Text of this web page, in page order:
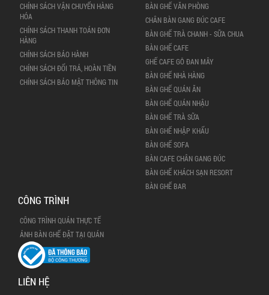
CHÍNH SÁCH VẬN CHUYỂN HÀNG
HÓA
CHÍNH SÁCH THANH TOÁN ĐƠN
HÀNG
CHÍNH SÁCH BẢO HÀNH
CHÍNH SÁCH ĐỔI TRẢ, HOÀN TIỀN
CHÍNH SÁCH BẢO MẬT THÔNG TIN
BÀN GHẾ VĂN PHÒNG
CHÂN BÀN GANG ĐÚC CAFE
BÀN GHẾ TRÀ CHANH - SỮA CHUA
BÀN GHẾ CAFE
GHẾ CAFE GỖ ĐAN MÂY
BÀN GHẾ NHÀ HÀNG
BÀN GHẾ QUÁN ĂN
BÀN GHẾ QUÁN NHẬU
BÀN GHẾ TRÀ SỮA
BÀN GHẾ NHẬP KHẨU
BÀN GHẾ SOFA
BÀN CAFE CHÂN GANG ĐÚC
BÀN GHẾ KHÁCH SẠN RESORT
BÀN GHẾ BAR
CÔNG TRÌNH
CÔNG TRÌNH QUÁN THỰC TẾ
ẢNH BÀN GHẾ ĐẶT TẠI QUÁN
LIÊN HỆ